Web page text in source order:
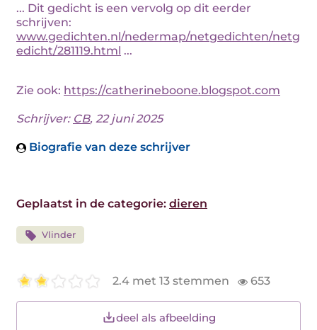
... Dit gedicht is een vervolg op dit eerder
schrijven:
www.gedichten.nl/nedermap/netgedichten/netg
edicht/281119.html ...
Zie ook: https://catherineboone.blogspot.com
Schrijver: CB, 22 juni 2025
Biografie van deze schrijver
Geplaatst in de categorie: dieren
Vlinder
2.4 met 13 stemmen 653
deel als afbeelding